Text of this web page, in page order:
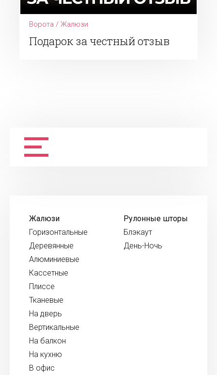
Ворота / Жалюзи
Подарок за честный отзыв
Жалюзи
Горизонтальные
Деревянные
Алюминиевые
Кассетные
Плиссе
Тканевые
На дверь
Вертикальные
На балкон
На кухню
В офис
Рулонные шторы
Блэкаут
День-Ночь